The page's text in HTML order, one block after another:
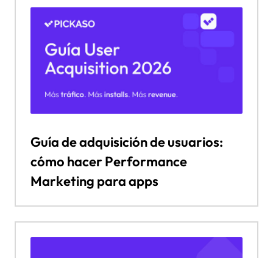
Guía de adquisición de usuarios:
cómo hacer Performance
Marketing para apps